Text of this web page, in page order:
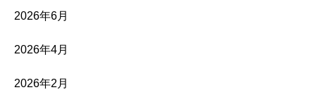
2026年6月
2026年4月
2026年2月